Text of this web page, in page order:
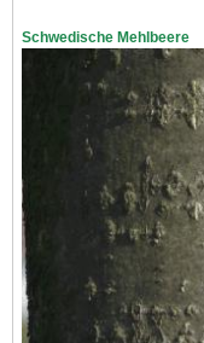
Schwedische Mehlbeere